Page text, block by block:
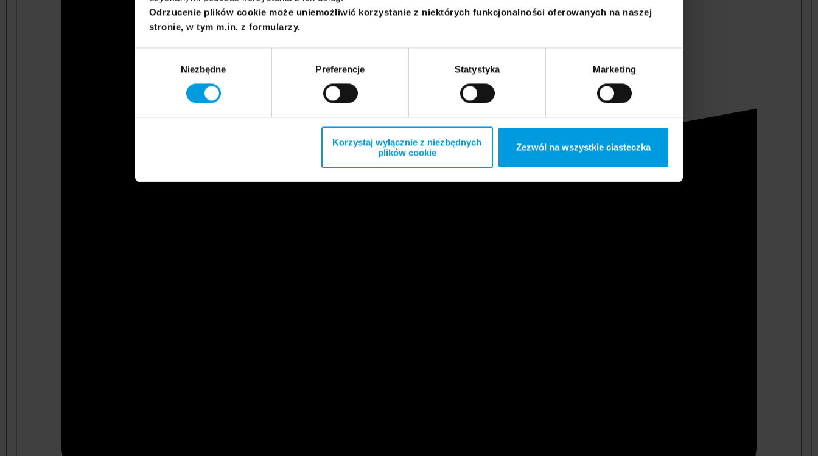
Odrzucenie plików cookie może uniemożliwić korzystanie z niektórych funkcjonalności oferowanych na naszej
stronie, w tym m.in. z formularzy.
Niezbędne Preferencje Statystyka Marketing
Korzystaj wyłącznie z niezbędnych
plików cookie
Zezwól na wszystkie ciasteczka